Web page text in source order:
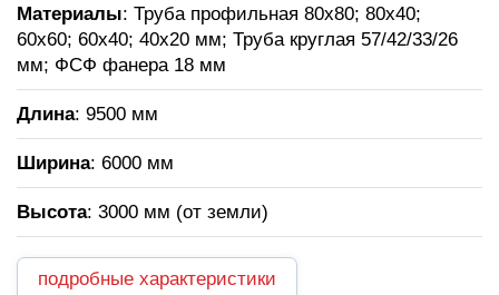
Материалы: Труба профильная 80х80; 80х40;
60х60; 60х40; 40х20 мм; Труба круглая 57/42/33/26
мм; ФСФ фанера 18 мм
Длина: 9500 мм
Ширина: 6000 мм
Высота: 3000 мм (от земли)
подробные характеристики